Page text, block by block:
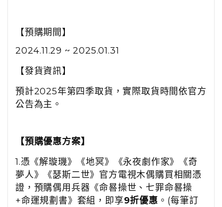
【預購期間】
2024.11.29 ~ 2025.01.31
【發貨資訊】
預計2025年第四季取貨，實際取貨時間依官方
公告為主。
【預購優惠方案】
1.憑《解璇璣》《地冥》《永夜劇作家》
《奇
夢人》
《瑟斯二世》 官方電視木偶購買相關憑
證 ，預購偶用兵器《命晷操世、七罪命晷操
+命運規劃書》套組 ，即享9折優惠 。 (每筆訂